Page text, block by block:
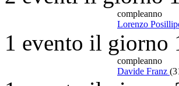
compleanno
Lorenzo
1 evento il giorno
compleanno
Davide Franz